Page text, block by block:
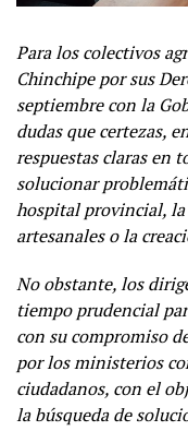
Para los colectivos
Chinchipe por sus
septiembre con la
dudas que certezas,
respuestas claras en
solucionar
hospital provincial,
artesanales o la
No obstante, los
tiempo prudencial
con su compromiso
por los ministerios
ciudadanos, con el
la búsqueda de